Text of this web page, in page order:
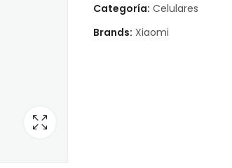
Categoría: Celulares
Brands: Xiaomi